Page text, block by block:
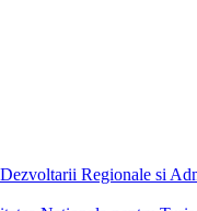
Regionale si